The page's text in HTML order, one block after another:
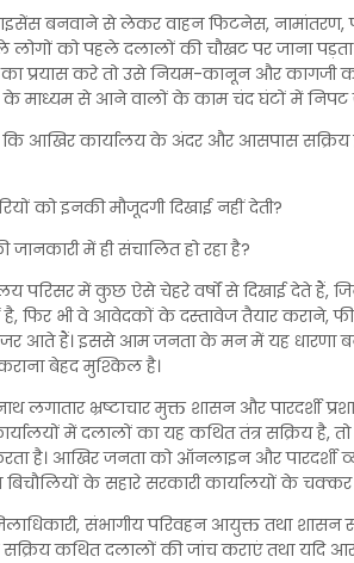
बनवाने से लेकर वाहन फिटनेस,
को पहले दलालों की चौखट पर जाना
प्रयास करे तो उसे नियम-कानून और कागजी
के माध्यम से आने वालों के काम चंद घंटों में निपट
आखिर कार्यालय के अंदर और आसपास सक्रिय
को इनकी मौजूदगी दिखाई नहीं देती?
में ही संचालित हो रहा है?
परिसर में कुछ ऐसे चेहरे वर्षों से दिखाई देते हैं,
फिर भी वे आवेदकों के दस्तावेज तैयार कराने,
आते हैं। इससे आम जनता के मन में यह धारणा
बेहद मुश्किल है।
लगातार भ्रष्टाचार मुक्त शासन और पारदर्शी
में दलालों का यह कथित तंत्र सक्रिय है,
है। आखिर जनता को ऑनलाइन और पारदर्शी
के सहारे सरकारी कार्यालयों के
संभागीय परिवहन आयुक्त तथा शासन
कथित दलालों की जांच कराएं तथा यदि